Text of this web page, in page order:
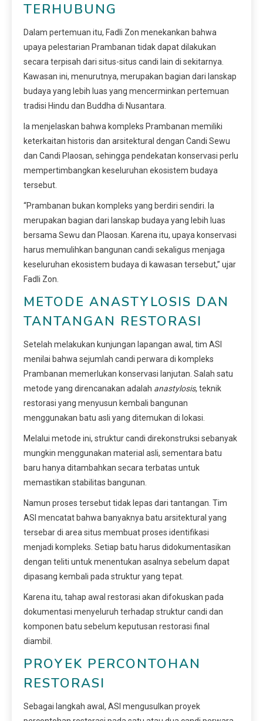
TERHUBUNG
Dalam pertemuan itu, Fadli Zon menekankan bahwa
upaya pelestarian Prambanan tidak dapat dilakukan
secara terpisah dari situs-situs candi lain di sekitarnya.
Kawasan ini, menurutnya, merupakan bagian dari lanskap
budaya yang lebih luas yang mencerminkan pertemuan
tradisi Hindu dan Buddha di Nusantara.
Ia menjelaskan bahwa kompleks Prambanan memiliki
keterkaitan historis dan arsitektural dengan Candi Sewu
dan Candi Plaosan, sehingga pendekatan konservasi perlu
mempertimbangkan keseluruhan ekosistem budaya
tersebut.
“Prambanan bukan kompleks yang berdiri sendiri. Ia
merupakan bagian dari lanskap budaya yang lebih luas
bersama Sewu dan Plaosan. Karena itu, upaya konservasi
harus memulihkan bangunan candi sekaligus menjaga
keseluruhan ekosistem budaya di kawasan tersebut,” ujar
Fadli Zon.
METODE ANASTYLOSIS DAN
TANTANGAN RESTORASI
Setelah melakukan kunjungan lapangan awal, tim ASI
menilai bahwa sejumlah candi perwara di kompleks
Prambanan memerlukan konservasi lanjutan. Salah satu
metode yang direncanakan adalah anastylosis, teknik
restorasi yang menyusun kembali bangunan
menggunakan batu asli yang ditemukan di lokasi.
Melalui metode ini, struktur candi direkonstruksi sebanyak
mungkin menggunakan material asli, sementara batu
baru hanya ditambahkan secara terbatas untuk
memastikan stabilitas bangunan.
Namun proses tersebut tidak lepas dari tantangan. Tim
ASI mencatat bahwa banyaknya batu arsitektural yang
tersebar di area situs membuat proses identifikasi
menjadi kompleks. Setiap batu harus didokumentasikan
dengan teliti untuk menentukan asalnya sebelum dapat
dipasang kembali pada struktur yang tepat.
Karena itu, tahap awal restorasi akan difokuskan pada
dokumentasi menyeluruh terhadap struktur candi dan
komponen batu sebelum keputusan restorasi final
diambil.
PROYEK PERCONTOHAN
RESTORASI
Sebagai langkah awal, ASI mengusulkan proyek